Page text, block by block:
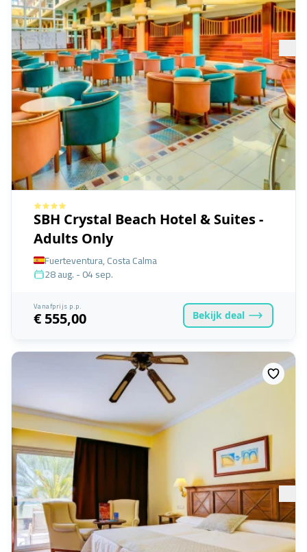
SBH Crystal Beach Hotel & Suites -
Adults Only
Fuerteventura, Costa Calma
28 aug. - 04 sep.
Vanafprijs p.p.
€ 555,00 Bekijk deal